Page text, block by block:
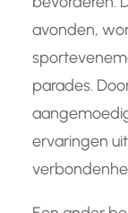
avonden,
parades.
ervaringen